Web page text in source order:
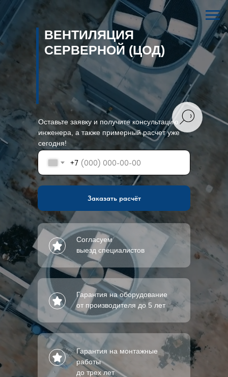
Гарантия на монтажные
работы
до трех лет
Гарантия на оборудование
от производителя до 5 лет
Согласуем
выезд специалистов
+7
Заказать расчёт
Оставьте заявку и получите консультацию
инженера, а также примерный расчет уже
сегодня!
ВЕНТИЛЯЦИЯ
СЕРВЕРНОЙ (ЦОД)